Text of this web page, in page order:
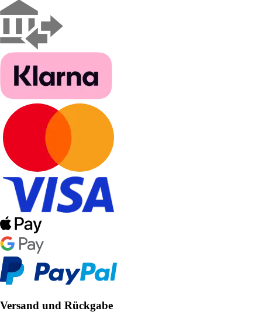
Versand und Rückgabe